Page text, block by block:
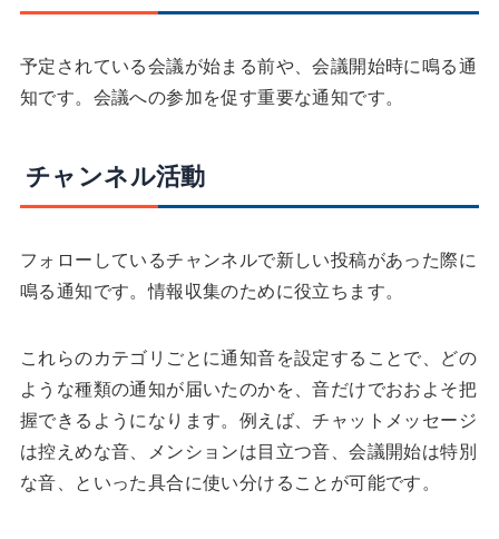
予定されている会議が始まる前や、会議開始時に鳴る通
知です。会議への参加を促す重要な通知です。
チャンネル活動
フォローしているチャンネルで新しい投稿があった際に
鳴る通知です。情報収集のために役立ちます。
これらのカテゴリごとに通知音を設定することで、どの
ような種類の通知が届いたのかを、音だけでおおよそ把
握できるようになります。例えば、チャットメッセージ
は控えめな音、メンションは目立つ音、会議開始は特別
な音、といった具合に使い分けることが可能です。